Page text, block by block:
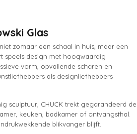
Glas
zomaar een schaal in huis, maar een
speels design met hoogwaardig
vorm, opvallende scharen en
als designliefhebbers
sculptuur, CHUCK trekt gegarandeerd de
keuken, badkamer of ontvangsthal.
blikvanger blijft.